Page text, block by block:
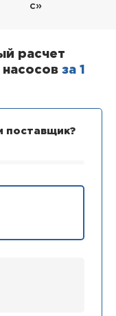
с»
расчет
за 1
поставщик?